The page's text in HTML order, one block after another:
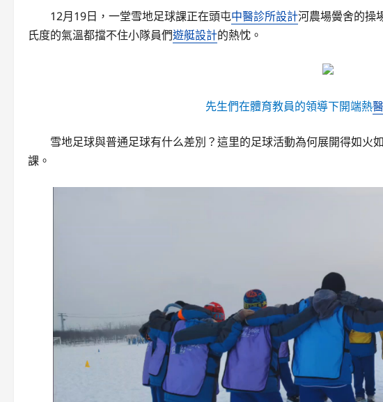
12月19日，一堂雪地足球課正在頭屯中醫診所設計河農場黌舍的操
氏度的氣溫都擋不住小隊員們遊艇設計的熱忱。
先生們在體育教員的領導下開端熱
雪地足球與普通足球有什么差別？這里的足球活動為何展開得如火
課。